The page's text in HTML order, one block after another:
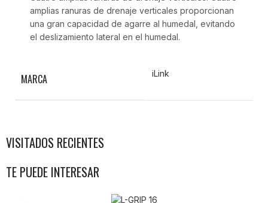
amplias ranuras de drenaje verticales proporcionan
una gran capacidad de agarre al humedal, evitando
el deslizamiento lateral en el humedal.
MARCA iLink
VISITADOS RECIENTES
TE PUEDE INTERESAR